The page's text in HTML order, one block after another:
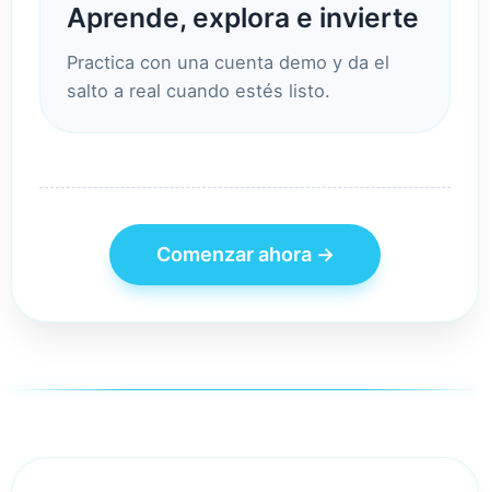
Aprende, explora e invierte
Practica con una cuenta demo y da el
salto a real cuando estés listo.
Comenzar ahora →